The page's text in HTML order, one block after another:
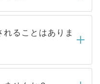
内にはご連絡をせて
らくお待ちくださ
り扱っている求人の
トからご覧いただ
す。非公開求人は
般には公開してい
ることはありま
とは一切ありませ